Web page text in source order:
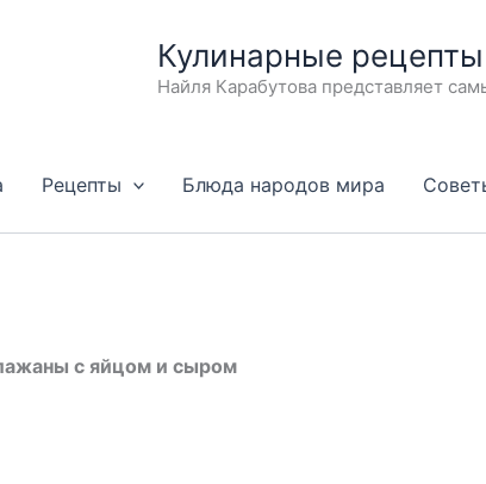
Кулинарные рецепты
Найля Карабутова представляет
Рецепты Блюда народов мира
с яйцом и сыром